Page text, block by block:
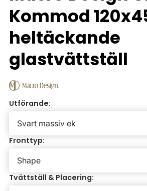
Kommod
heltäckande
glastvättställ
Utförande:
Fronttyp:
Tvättställ & Placering: